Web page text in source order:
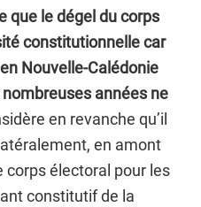
que le dégel du corps
constitutionnellecar
Nouvelle-Calédonie
années ne
en revanche qu’il
en amont
corps électoral pour les
constitutif de la